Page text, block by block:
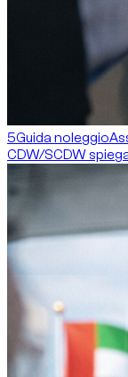
5Guida noleggio
CDW/SCDW